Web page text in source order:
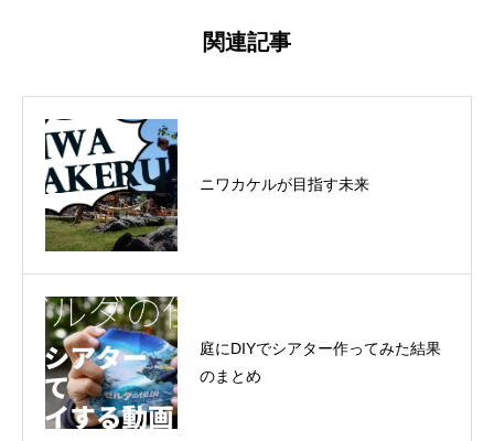
関連記事
ニワカケルが目指す未来
庭にDIYでシアター作ってみた結果
のまとめ